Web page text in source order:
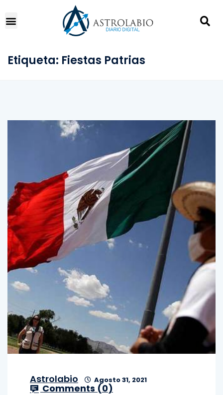
Etiqueta: Fiestas Patrias
Astrolabio Agosto 31, 2021
Comments (0)